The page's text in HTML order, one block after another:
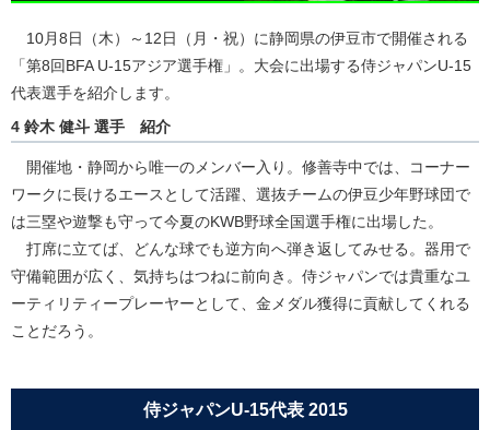
10月8日（木）～12日（月・祝）に静岡県の伊豆市で開催される
「第8回BFA U-15アジア選手権」。大会に出場する侍ジャパンU-15
代表選手を紹介します。
4 鈴木 健斗 選手 紹介
開催地・静岡から唯一のメンバー入り。修善寺中では、コーナー
ワークに長けるエースとして活躍、選抜チームの伊豆少年野球団で
は三塁や遊撃も守って今夏のKWB野球全国選手権に出場した。
打席に立てば、どんな球でも逆方向へ弾き返してみせる。器用で
守備範囲が広く、気持ちはつねに前向き。侍ジャパンでは貴重なユ
ーティリティープレーヤーとして、金メダル獲得に貢献してくれる
ことだろう。
侍ジャパンU-15代表 2015